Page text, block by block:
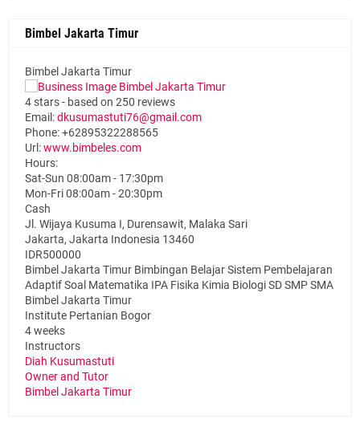
Bimbel Jakarta Timur
Bimbel Jakarta Timur
4 stars - based on 250 reviews
Email:dkusumastuti76@gmail.com
Phone:+62895322288565
Url:www.bimbeles.com
Hours:
Sat-Sun 08:00am - 17:30pm
Mon-Fri 08:00am - 20:30pm
Cash
Jl. Wijaya Kusuma I, Durensawit, Malaka Sari
Jakarta, Jakarta Indonesia 13460
IDR500000
Bimbel Jakarta Timur Bimbingan Belajar Sistem Pembelajaran
Adaptif Soal Matematika IPA Fisika Kimia Biologi SD SMP SMA
Bimbel Jakarta Timur
Institute Pertanian Bogor
4 weeks
Instructors
Diah Kusumastuti
Owner and Tutor
Bimbel Jakarta Timur